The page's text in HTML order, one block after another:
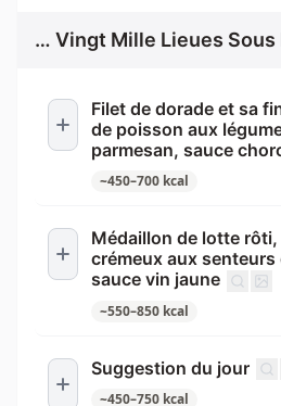
… Vingt Mille Lieues Sous
Filet de dorade et sa
de poisson aux
parmesan, sauce
~450–700 kcal
Médaillon de lotte
crémeux aux
sauce vin jaune
~550–850 kcal
Suggestion du jour
~450–750 kcal